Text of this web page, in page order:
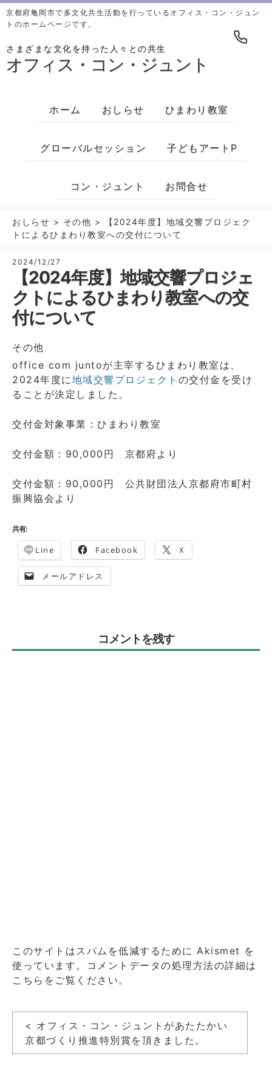
京都府亀岡市で多文化共生活動を行っているオフィス・コン・ジュン
トのホームページです。
さまざまな文化を持った人々との共生
オフィス・コン・ジュント
ホーム おしらせ ひまわり教室
グローバルセッション 子どもアートP
コン・ジュント お問合せ
おしらせ > その他 >
【2024年度】地域交響プロジェク
トによるひまわり教室への交付について
2024/12/27
【2024年度】地域交響プロジェ
クトによるひまわり教室への交
付について
その他
office com juntoが主宰するひまわり教室は、
2024年度に地域交響プロジェクト の交付金を受け
ることが決定しました。
交付金対象事業：ひまわり教室
交付金額：90,000円 京都府より
交付金額：90,000円 公共財団法人京都府市町村
振興協会より
共有:
Line Facebook X
メールアドレス
コメントを残す
このサイトはスパムを低減するために Akismet を
使っています。
コメントデータの処理方法の詳細は
こちらをご覧ください。
ナ
< オフィス・コン・ジュントがあたたかい
京都づくり推進特別賞を頂きました。